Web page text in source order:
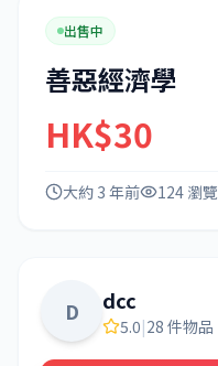
出售中
善惡經濟學
HK$30
大約 3 年前 124 瀏覽
D dcc
5.0|28 件物品